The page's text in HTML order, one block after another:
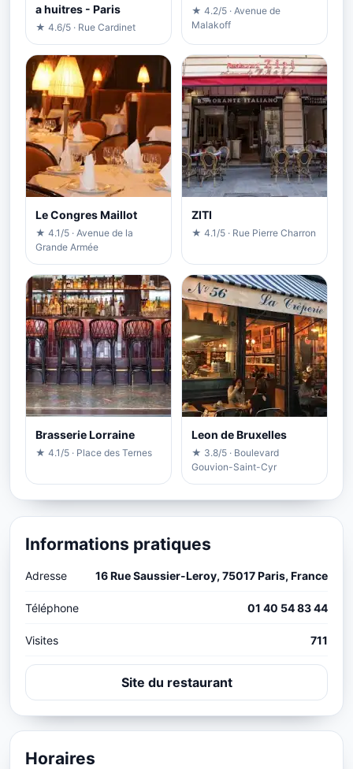
a huitres - Paris
★ 4.6/5 · Rue Cardinet
★ 4.2/5 · Avenue de
Malakoff
Le Congres Maillot
★ 4.1/5 · Avenue de la
Grande Armée
ZITI
★ 4.1/5 · Rue Pierre Charron
Brasserie Lorraine
★ 4.1/5 · Place des Ternes
Leon de Bruxelles
★ 3.8/5 · Boulevard
Gouvion-Saint-Cyr
Informations pratiques
Adresse 16 Rue Saussier-Leroy, 75017 Paris, France
Téléphone 01 40 54 83 44
Visites 711
Site du restaurant
Horaires